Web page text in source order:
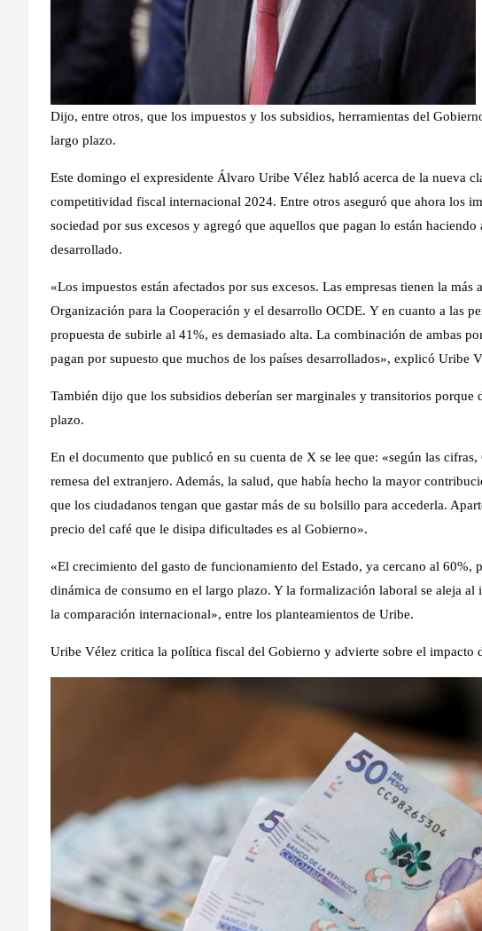
Dijo, entre otros, que los impuestos y los subsidios, herramientas del
largo plazo.
Este domingo el expresidente Álvaro Uribe Vélez habló acerca de la nueva
competitividad fiscal internacional 2024. Entre otros aseguró que ahora los
sociedad por sus excesos y agregó que aquellos que pagan lo están
desarrollado.
«Los impuestos están afectados por sus excesos. Las empresas tienen la más
Organización para la Cooperación y el desarrollo OCDE. Y en cuanto a las
propuesta de subirle al 41%, es demasiado alta. La combinación de ambas
pagan por supuesto que muchos de los países desarrollados», explicó Uribe
También dijo que los subsidios deberían ser marginales y transitorios porque
plazo.
En el documento que publicó en su cuenta de X se lee que: «según las
remesa del extranjero. Además, la salud, que había hecho la mayor
que los ciudadanos tengan que gastar más de su bolsillo para accederla.
precio del café que le disipa dificultades es al Gobierno».
«El crecimiento del gasto de funcionamiento del Estado, ya cercano al 60%,
dinámica de consumo en el largo plazo. Y la formalización laboral se aleja al
la comparación internacional», entre los planteamientos de Uribe.
Uribe Vélez critica la política fiscal del Gobierno y advierte sobre el impacto